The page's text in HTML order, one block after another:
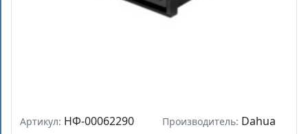
Артикул: НФ-00062290 Производитель: Dahua